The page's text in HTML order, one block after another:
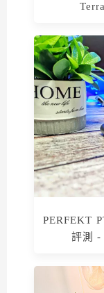
PERFEKT
評測 -